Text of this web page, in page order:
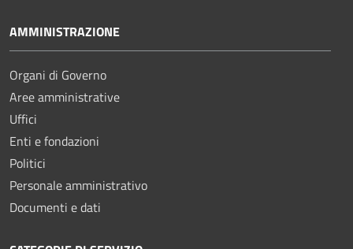
AMMINISTRAZIONE
Organi di Governo
Aree amministrative
Uffici
Enti e fondazioni
Politici
Personale amministrativo
Documenti e dati